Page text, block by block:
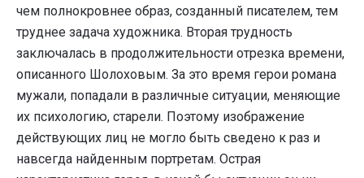
чем полнокровнее образ, созданный писателем, тем
труднее задача художника. Вторая трудность
заключалась в продолжительности отрезка времени,
описанного Шолоховым. За это время герои романа
мужали, попадали в различные ситуации, меняющие
их психологию, старели. Поэтому изображение
действующих лиц не могло быть сведено к раз и
навсегда найденным портретам. Острая